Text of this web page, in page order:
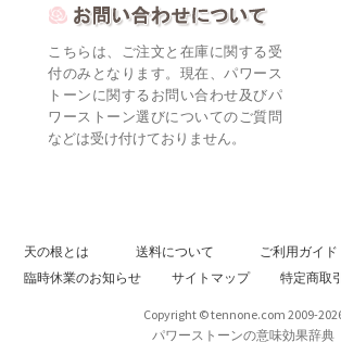
こちらは、ご注文と在庫に関する受
付のみとなります。現在、パワース
トーンに関するお問い合わせ及びパ
ワーストーン選びについてのご質問
などは受け付けておりません。
天の根とは 送料について ご利用ガイド
臨時休業のお知らせ
サイトマップ 特定商取
Copyright © tennone.com 2009-
パワーストーンの意味効果辞典